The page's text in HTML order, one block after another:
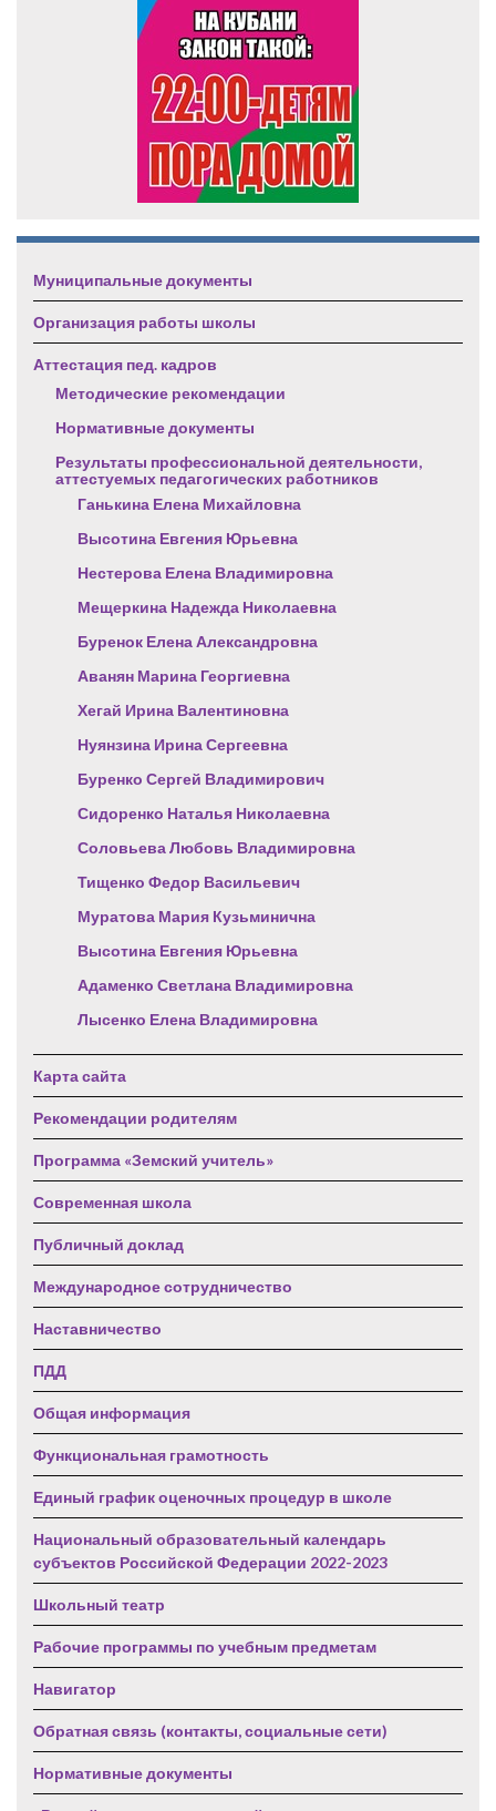
Муниципальные документы
Организация работы школы
Аттестация пед. кадров
Методические рекомендации
Нормативные документы
Результаты профессиональной деятельности,
аттестуемых педагогических работников
Ганькина Елена Михайловна
Высотина Евгения Юрьевна
Нестерова Елена Владимировна
Мещеркина Надежда Николаевна
Буренок Елена Александровна
Аванян Марина Георгиевна
Хегай Ирина Валентиновна
Нуянзина Ирина Сергеевна
Буренко Сергей Владимирович
Сидоренко Наталья Николаевна
Соловьева Любовь Владимировна
Тищенко Федор Васильевич
Муратова Мария Кузьминична
Высотина Евгения Юрьевна
Адаменко Светлана Владимировна
Лысенко Елена Владимировна
Карта сайта
Рекомендации родителям
Программа «Земский учитель»
Современная школа
Публичный доклад
Международное сотрудничество
Наставничество
ПДД
Общая информация
Функциональная грамотность
Единый график оценочных процедур в школе
Национальный образовательный календарь
субъектов Российской Федерации 2022-2023
Школьный театр
Рабочие программы по учебным предметам
Навигатор
Обратная связь (контакты, социальные сети)
Нормативные документы